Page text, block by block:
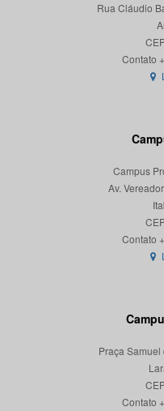
Rua Cláudio
Campus
Av.
Praça Samuel